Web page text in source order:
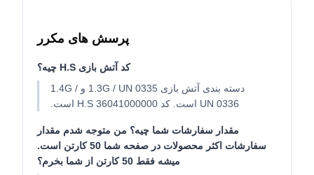
پرسش های مکرر
کد آتش بازی H.S چيه؟
دسته بندی آتش بازی 1.3G / UN 0335 و 1.4G /
UN 0336 است. کد H.S 36041000000 است.
مقدار سفارشات شما چيه؟ من متوجه شدم مقدار
سفارشات اکثر محصولات در صفحه شما 50 کارتن است.
ميشه فقط 50 کارتن از شما بخرم؟